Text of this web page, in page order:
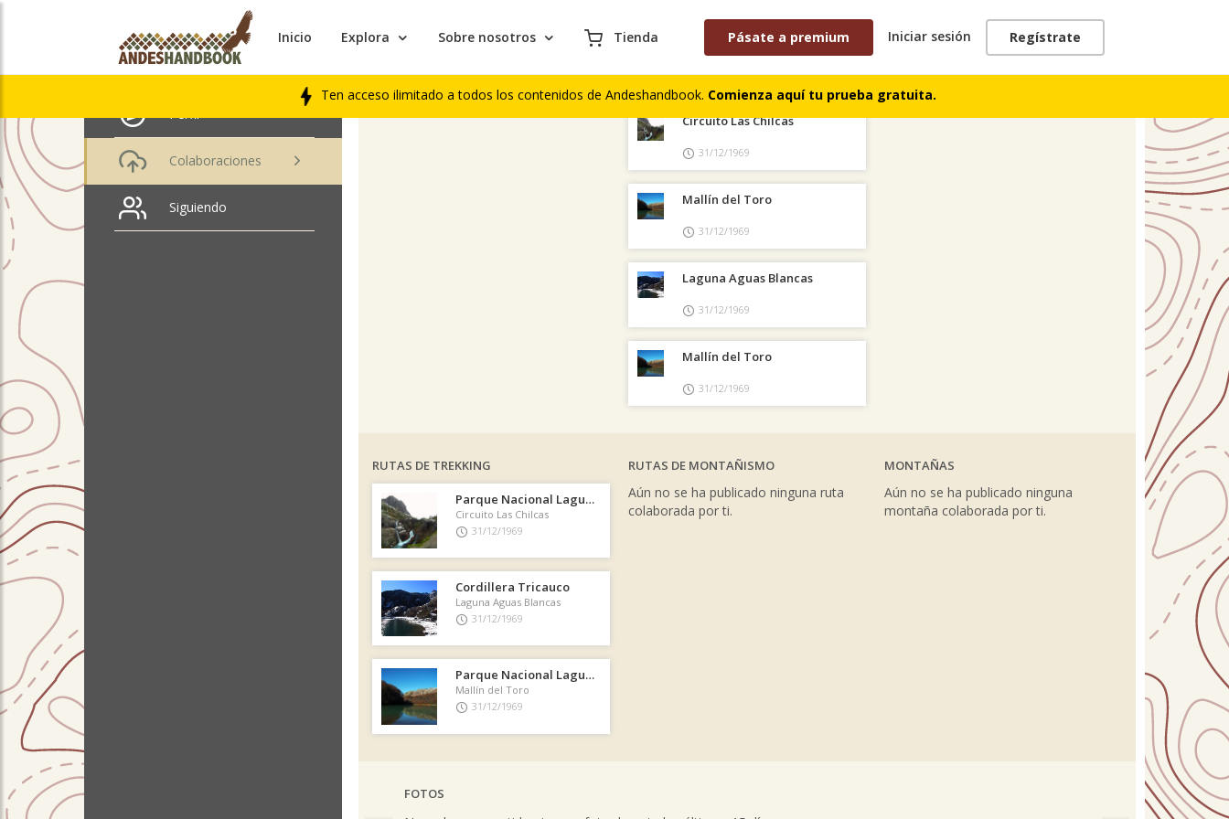
Inicio Explora Sobre nosotros Tienda Pásate a premium Iniciar sesión Regístrate
Ten acceso ilimitado a todos los contenidos de Andeshandbook. Comienza aquí tu prueba gratuita.
Joaquin Muñoz
Perfil
Colaboraciones
Siguiendo
ÚLTIMAS COLABORACIONES PUBLICADAS
LIBROS DE CUMBRES COMENTARIOS DE TREKKING
Circuito Las Chilcas
31/12/1969
Mallín del Toro
31/12/1969
Laguna Aguas Blancas
31/12/1969
Mallín del Toro
31/12/1969
TRACKS
RUTAS DE TREKKING
Parque Nacional Laguna del Laja
Circuito Las Chilcas
31/12/1969
Cordillera Tricauco
Laguna Aguas Blancas
31/12/1969
Parque Nacional Laguna del Laja
Mallín del Toro
31/12/1969
RUTAS DE MONTAÑISMO
Aún no se ha publicado ninguna ruta
colaborada por ti.
MONTAÑAS
Aún no se ha publicado ninguna
montaña colaborada por ti.
FOTOS